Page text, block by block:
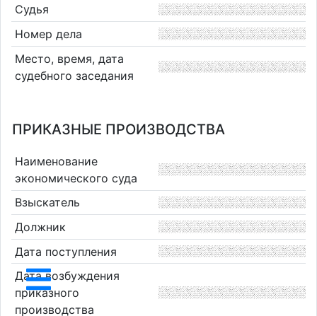
Судья
Номер дела
Место, время, дата
судебного заседания
ПРИКАЗНЫЕ ПРОИЗВОДСТВА
Наименование
экономического суда
Взыскатель
Должник
Дата поступления
Дата возбуждения
приказного
производства